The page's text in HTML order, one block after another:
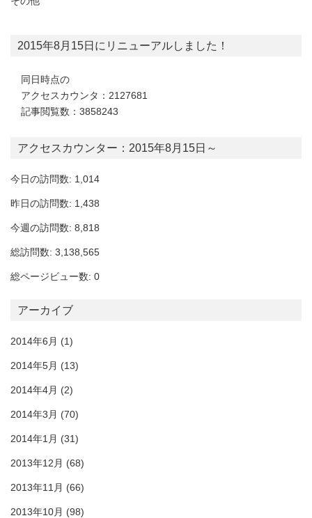
2015年8月15日にリニューアルしました！
同日時点の
アクセスカウンタ：2127681
記事閲覧数：3858243
アクセスカウンター：2015年8月15日～
今日の訪問数: 1,014
昨日の訪問数: 1,438
今週の訪問数: 8,818
総訪問数: 3,138,565
総ページビュー数: 0
アーカイブ
2014年6月 (1)
2014年5月 (13)
2014年4月 (2)
2014年3月 (70)
2014年1月 (31)
2013年12月 (68)
2013年11月 (66)
2013年10月 (98)